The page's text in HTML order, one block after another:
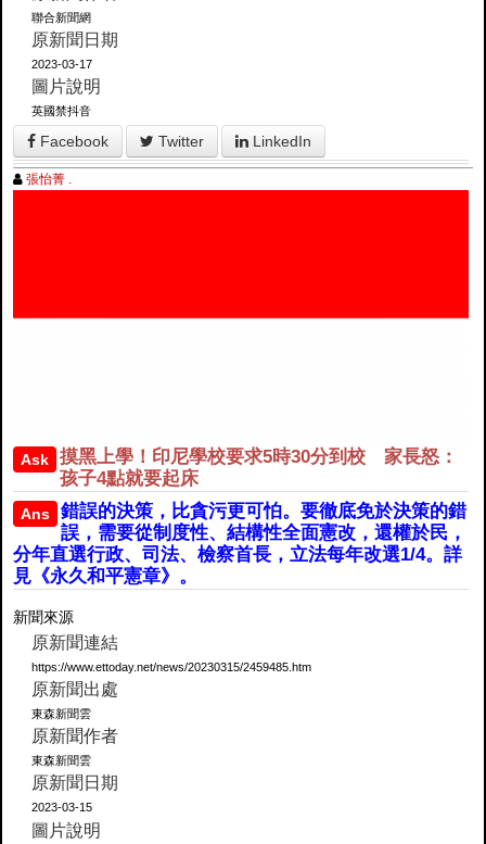
聯合新聞網
原新聞日期
2023-03-17
圖片說明
英國禁抖音
Facebook Twitter LinkedIn
張怡菁 .
Ask
摸黑上學！印尼學校要求5時30分到校 家長怒：
孩子4點就要起床
Ans
錯誤的決策，比貪污更可怕。要徹底免於決策的錯
誤，需要從制度性、結構性全面憲改，還權於民，
分年直選行政、司法、檢察首長，立法每年改選1/4。詳
見《永久和平憲章》。
新聞來源
原新聞連結
https://www.ettoday.net/news/20230315/2459485.htm
原新聞出處
東森新聞雲
原新聞作者
東森新聞雲
原新聞日期
2023-03-15
圖片說明